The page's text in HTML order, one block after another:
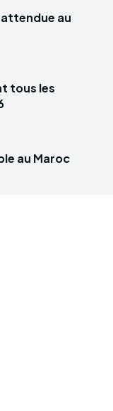
au
tous les
au Maroc